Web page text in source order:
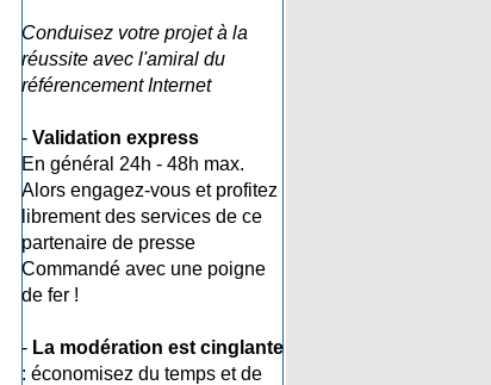
Conduisez votre projet à la
réussite avec l'amiral du
référencement Internet
- Validation express
En général 24h - 48h max.
Alors engagez-vous et profitez
librement des services de ce
partenaire de presse
Commandé avec une poigne
de fer !
- La modération est cinglante
: économisez du temps et de